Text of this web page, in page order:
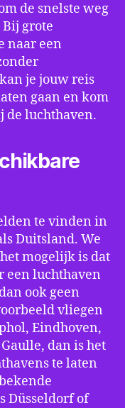
de snelste weg
grote
naar een
je jouw reis
gaan en kom
de luchthaven.
te vinden in
Duitsland. We
mogelijk is dat
een luchthaven
ook geen
vliegen
Eindhoven,
dan is het
te laten
Düsseldorf of